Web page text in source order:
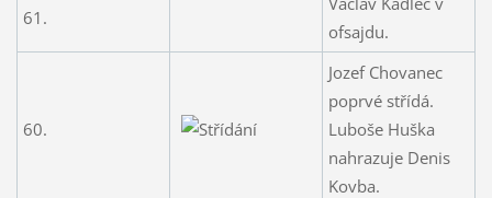
61.
ofsajdu.
60.
Jozef Chovanec
poprvé střídá.
Luboše Huška
nahrazuje Denis
Kovba.